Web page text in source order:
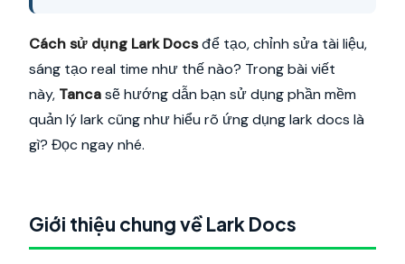
Cách sử dụng Lark Docsđể tạo, chỉnh sửa tài liệu,
sáng tạo real time như thế nào? Trong bài viết
này, Tancasẽ hướng dẫn bạn sử dụng phần mềm
quản lý lark cũng như hiểu rõ ứng dụng lark docs là
gì? Đọc ngay nhé.
Giới thiệu chung về Lark Docs